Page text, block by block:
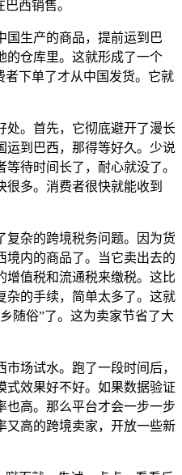
西销售。
国生产的商品，提前运到巴
的仓库里。这就形成了一个
者下单了才从中国发货。它就
处。首先，它彻底避开了漫长
运到巴西，那得等好久。少说
待时间长了，耐心就没了。
多。消费者很快就能收到
复杂的跨境税务问题。因为货
境内的商品了。当它卖出去的
增值税和流通税来缴税。这比
杂的手续，简单太多了。这就
随俗”了。这为卖家节省了大
场试水。跑了一段时间后，
式效果好不好。如果数据验证
也高。那么平台才会一步一步
又高的跨境卖家，开放一些新